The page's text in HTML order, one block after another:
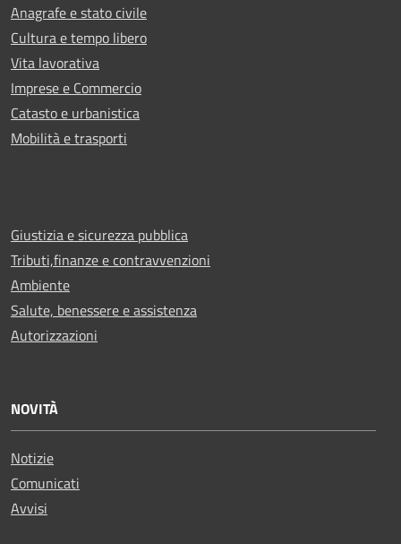
Anagrafe e stato civile
Cultura e tempo libero
Vita lavorativa
Imprese e Commercio
Catasto e urbanistica
Mobilità e trasporti
Giustizia e sicurezza pubblica
Tributi,finanze e contravvenzioni
Ambiente
Salute, benessere e assistenza
Autorizzazioni
NOVITÀ
Notizie
Comunicati
Avvisi